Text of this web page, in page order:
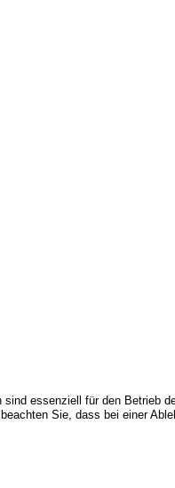
essenziell für den Betrieb
Sie, dass bei einer